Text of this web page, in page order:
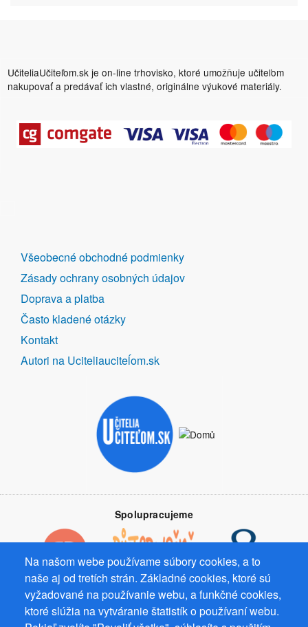
UčiteliaUčiteľom.sk je on-line trhovisko, ktoré umožňuje učiteľom
nakupovať a predávať ich vlastné, originálne výukové materiály.
Na našom webe používame súbory cookies, a to
naše aj od tretích strán. Základné cookies, ktoré sú
vyžadované na používanie webu, a funkčné cookies,
ktoré slúžia na vytváranie štatistík o používaní webu.
DALŠÍ
ODKAZY
Všeobecné obchodné podmienky
Zásady ochrany osobných údajov
Doprava a platba
Často kladené otázky
Kontakt
Autori na Uciteliauciteĺom.sk
Spolupracujeme
Prevádzkovateľ: Mgr. Bc. Žaneta Radimecká, MBA, Ostrov 256, 561
22 Ostrov, IČ 08993033, DIČ CZ9161263958